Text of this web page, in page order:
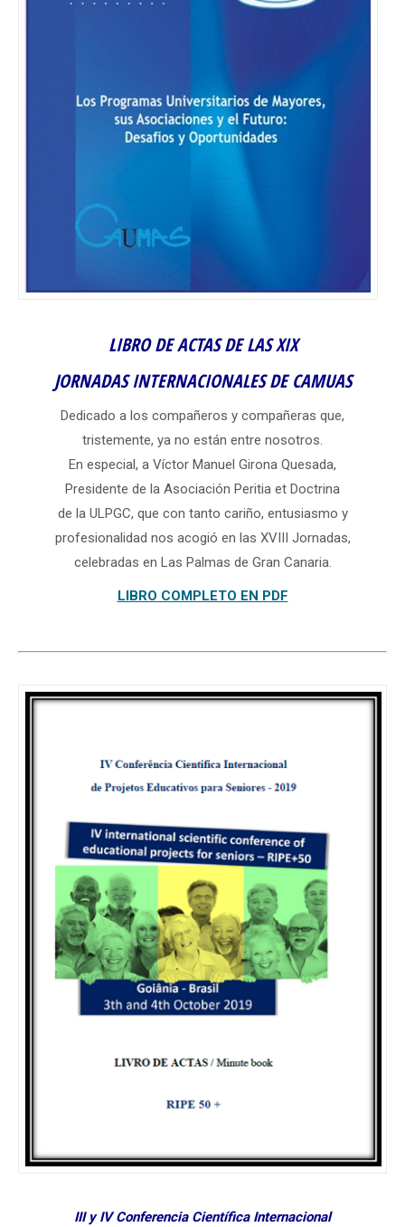
LIBRO DE ACTAS DE LAS XIX
JORNADAS INTERNACIONALES DE CAMUAS
Dedicado a los compañeros y compañeras que,
tristemente, ya no están entre nosotros.
En especial, a Víctor Manuel Girona Quesada,
Presidente de la Asociación Peritia et Doctrina
de la ULPGC, que con tanto cariño, entusiasmo y
profesionalidad nos acogió en las XVIII Jornadas,
celebradas en Las Palmas de Gran Canaria.
LIBRO COMPLETO EN PDF
III y IV Conferencia Científica Internacional